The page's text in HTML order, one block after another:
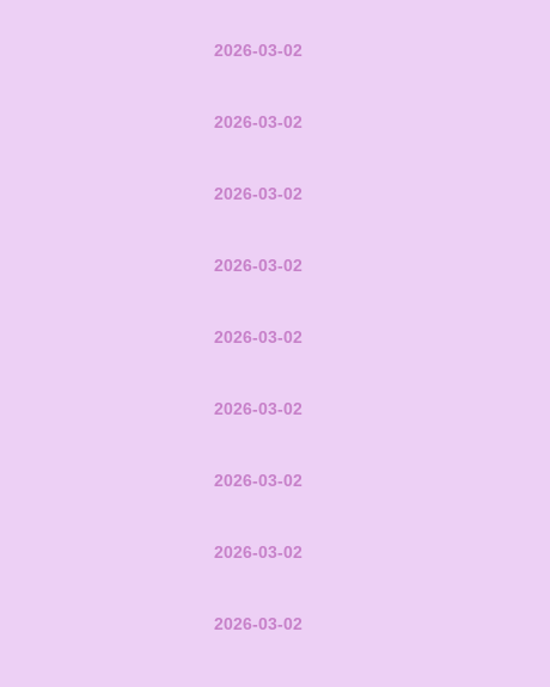
2026-03-02
2026-03-02
2026-03-02
2026-03-02
2026-03-02
2026-03-02
2026-03-02
2026-03-02
2026-03-02